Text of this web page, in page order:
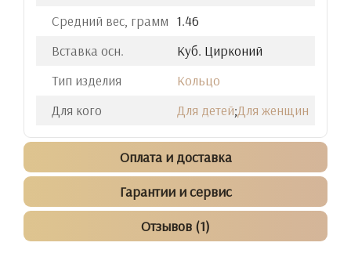
Средний вес, грамм 1.46
Вставка осн.
Куб. Цирконий
Тип изделия
Кольцо
Для кого
Для детей;Для женщин
Оплата и доставка
Гарантии и сервис
Отзывов (1)